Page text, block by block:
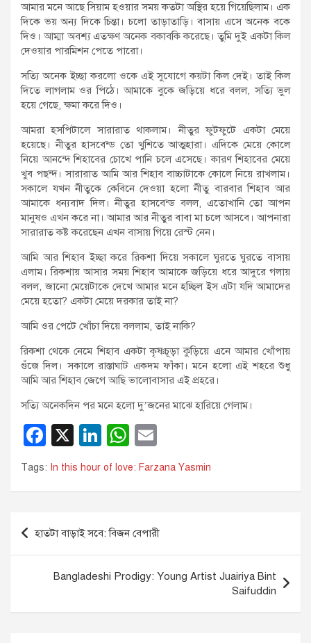
আমার মনে আছে সিয়াম হওয়ার সময় কতটা অস্থির হয়ে গিয়েছিলাম। এক
দিকে ভয় অন্য দিকে চিন্তা। চলো তাড়াতাড়ি। বাসায় এসে অনেক বকে
দিও। আম্মা অবশ্য এতক্ষণ অনেক বকাবকি করেছে। তুমি দুই একটা কিল
দেওয়ার পারমিশন পেতে পারো।
সত্যি অনেক ইচ্ছা করলো ওকে এই সুযোগে কয়টা কিল দেই। তাই কিল
দিতে লাগলাম ওর পিঠে। আমাকে বুকে জড়িয়ে ধরে বলল, সত্যি ভুল
হয়ে গেছে, ক্ষমা করে দিও।
আমরা হসপিটালে সারারাত থাকলাম। নীতুর ফুটফুটে একটা মেয়ে
হয়েছে। নীতুর হাসবেন্ড তো খুশিতে আত্মহারা। এদিকে মেয়ে কোলে
নিয়ে আনন্দে শিহাবের চোখে পানি চলে এসেছে। কারণ শিহাবের মেয়ে
খুব পছন্দ। সারারাত আমি আর শিহাব বাচ্চাটাকে কোলে নিয়ে রাখলাম।
সকালে যখন নীতুকে কেবিনে দেওয়া হলো নীতু বারবার শিহাব আর
আমাকে ধন্যবাদ দিল। নীতুর হাসবেন্ড বলল, এতোখানি তো আপন
মানুষও এখন করে না। আমার আর নীতুর বাবা মা চলে আসবে। আপনারা
সারারাত কষ্ট করেছেন এখন বাসায় গিয়ে রেস্ট নেন।
আমি আর শিহাব ইচ্ছা করে রিকশা দিয়ে সকালে ঘুরতে ঘুরতে বাসায়
এলাম। রিকশায় আসার সময় শিহাব আমাকে জড়িয়ে ধরে আদুরে গলায়
বলল, জানো মেয়েটাকে দেখে আমার মনে হচ্ছিল ইস এটা যদি আমাদের
মেয়ে হতো? একটা মেয়ে দরকার তাই না?
আমি ওর পেটে খোঁচা দিয়ে বললাম, তাই নাকি?
রিকশা থেকে নেমে শিহাব একটা কৃষ্ণচূড়া কুড়িয়ে এনে আমার খোঁপায়
গুঁজে দিল। সকালে রাস্তাঘাট একদম ফাঁকা। মনে হলো এই শহরে শুধু
আমি আর শিহাব জেগে আছি ভালোবাসার এই প্রহরে।
সত্যি অনেকদিন পর মনে হলো দু’জনের মাঝে হারিয়ে গেলাম।
F
a
c
b
o
o
X
Li
n
k
dI
n
W
h
at
A
p
p
m
ail
Tags: In this hour of love: Farzana Yasmin
Post
navigation
হাতটা বাড়াই সবে: বিজন বেপারী
Bangladeshi Prodigy: Young Artist Juairiya Bint
Saifuddin